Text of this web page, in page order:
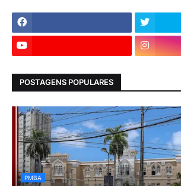
POSTAGENS POPULARES
PMBA